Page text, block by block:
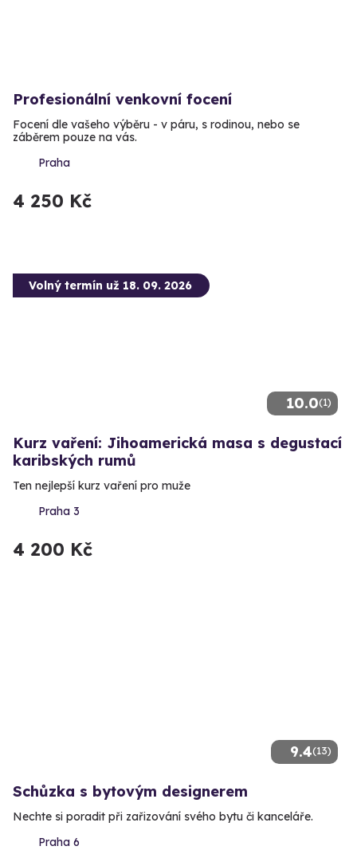
Profesionální venkovní focení
Focení dle vašeho výběru - v páru, s rodinou, nebo se
záběrem pouze na vás.
Praha
4 250 Kč
10.0(1)
Volný termín už 18. 09. 2026
Kurz vaření: Jihoamerická masa s degustací
karibských rumů
Ten nejlepší kurz vaření pro muže
Praha 3
4 200 Kč
9.4(13)
Schůzka s bytovým designerem
Nechte si poradit při zařizování svého bytu či kanceláře.
Praha 6